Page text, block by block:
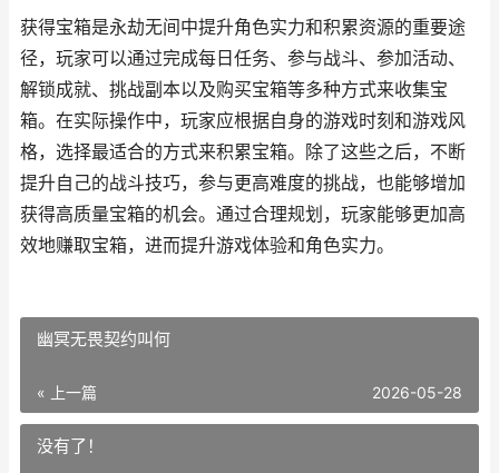
获得宝箱是永劫无间中提升角色实力和积累资源的重要途
径，玩家可以通过完成每日任务、参与战斗、参加活动、
解锁成就、挑战副本以及购买宝箱等多种方式来收集宝
箱。在实际操作中，玩家应根据自身的游戏时刻和游戏风
格，选择最适合的方式来积累宝箱。除了这些之后，不断
提升自己的战斗技巧，参与更高难度的挑战，也能够增加
获得高质量宝箱的机会。通过合理规划，玩家能够更加高
效地赚取宝箱，进而提升游戏体验和角色实力。
幽冥无畏契约叫何
« 上一篇 2026-05-28
没有了！